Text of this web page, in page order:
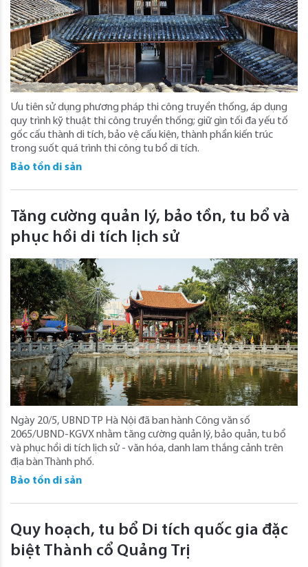
Ưu tiên sử dụng phương pháp thi công truyền thống, áp dụng
quy trình kỹ thuật thi công truyền thống; giữ gìn tối đa yếu tố
gốc cấu thành di tích, bảo vệ cấu kiện, thành phần kiến trúc
trong suốt quá trình thi công tu bổ di tích.
Bảo tồn di sản
Tăng cường quản lý, bảo tồn, tu bổ và
phục hồi di tích lịch sử
Ngày 20/5, UBND TP Hà Nội đã ban hành Công văn số
2065/UBND-KGVX nhằm tăng cường quản lý, bảo quản, tu bổ
và phục hồi di tích lịch sử - văn hóa, danh lam thắng cảnh trên
địa bàn Thành phố.
Bảo tồn di sản
Quy hoạch, tu bổ Di tích quốc gia đặc
biệt Thành cổ Quảng Trị